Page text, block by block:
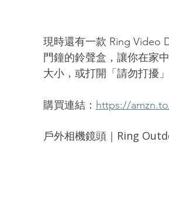
現時還有一款 Ring Video
門鐘的鈴聲盒，讓你在家
大小，或打開「請勿打擾
購買連結： https://
戶外相機鏡頭｜Ring